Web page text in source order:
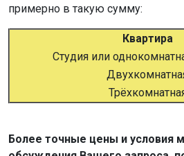
примерно в такую сумму:
Квартира
Студия или
Более точные цены и условия